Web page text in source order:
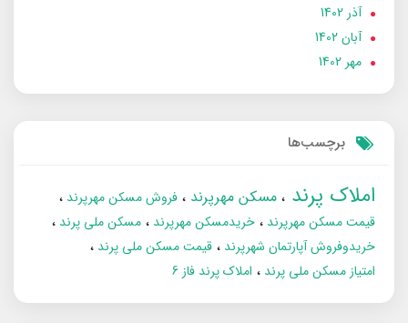
آذر 1402
آبان 1402
مهر 1402
برچسب‌ها
املاک پرند مسکن مهرپرند
فروش مسکن مهرپرند
قیمت مسکن مهرپرند
خریدمسکن مهرپرند
مسکن ملی پرند
خریدوفروش آپارتمان شهرپرند
قیمت مسکن ملی پرند
امتیاز مسکن ملی پرند
املاک پرند فاز 6